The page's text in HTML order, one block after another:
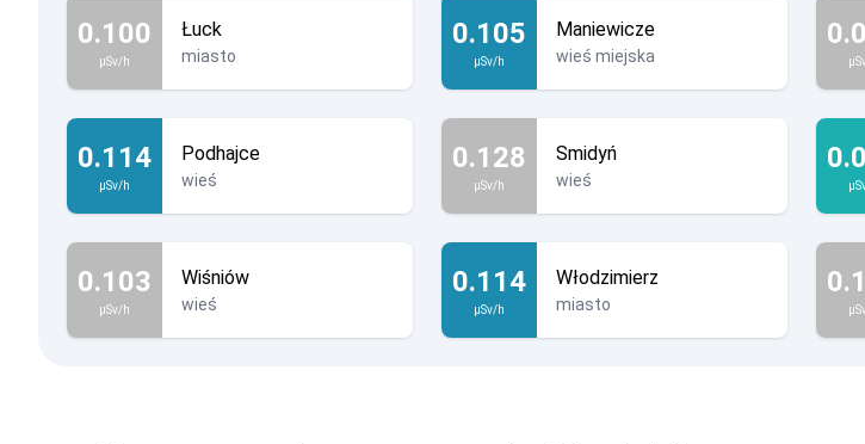
0.100
µSv/h
Łuck
miasto
0.105
µSv/h
Maniewicze
wieś miejska
0.114
µSv/h
Podhajce
wieś
0.128
µSv/h
Smidyń
wieś
0.103
µSv/h
Wiśniów
wieś
0.114
µSv/h
Włodzimierz
miasto